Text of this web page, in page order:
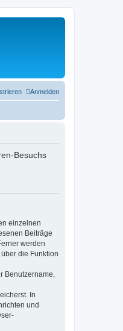
Anmelden
Besuchs
einzelnen
Beiträge
werden
die Funktion
Benutzername,
In
und